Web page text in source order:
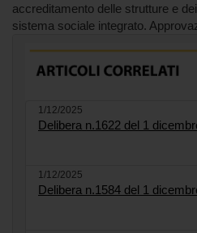
accreditamento delle strutture e
sistema sociale integrato.
1/12/2025
Delibera n.1622 del 1
1/12/2025
Delibera n.1584 del 1